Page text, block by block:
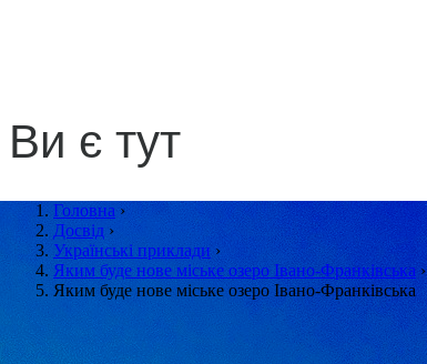
Ви є тут
Головна›
Досвід ›
Українські приклади›
Яким буде нове міське озеро Івано-Франківська›
Яким буде нове міське озеро Івано-Франківська